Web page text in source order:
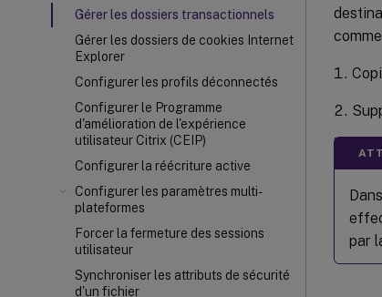
Gérer les dossiers transactionnels
Gérer les dossiers de cookies Internet
Explorer
Configurer les profils déconnectés
Configurer le Programme
d'amélioration de l'expérience
utilisateur Citrix (CEIP)
Configurer la réécriture active
Configurer les paramètres multi-
plateformes
Forcer la fermeture des sessions
utilisateur
Synchroniser les attributs de sécurité
d'un fichier
par